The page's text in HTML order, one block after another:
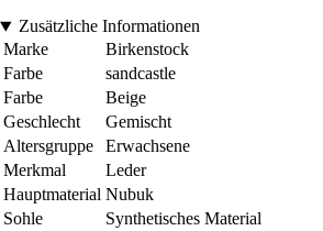
Zusätzliche Informationen
Marke
Birkenstock
Farbe
sandcastle
Farbe
Beige
Geschlecht
Gemischt
Altersgruppe
Erwachsene
Merkmal
Leder
Hauptmaterial Nubuk
Sohle
Synthetisches Material